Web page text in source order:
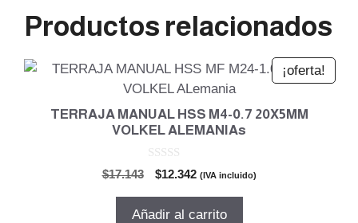
Productos relacionados
¡oferta!
TERRAJA MANUAL HSS M4-0.7 20X5MM
VOLKEL ALEMANIAs
$17.143
El
original
$12.342El
actual
(IVA incluido)
Añadir al carrito